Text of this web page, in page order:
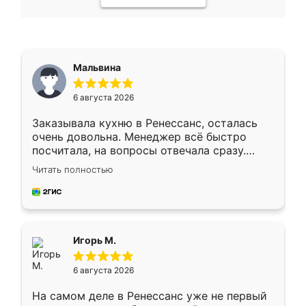
Мальвина
6 августа 2026
Заказывала кухню в Ренессанс, осталась
очень довольна. Менеджер всё быстро
посчитала, на вопросы отвечала сразу.
Замерщик приехал в субботу, подошёл к
делу со всей ответственностью. Собрали
за день, ребята работали аккуратно, даже
Читать полностью
Игорь М.
6 августа 2026
На самом деле в Ренессанс уже не первый